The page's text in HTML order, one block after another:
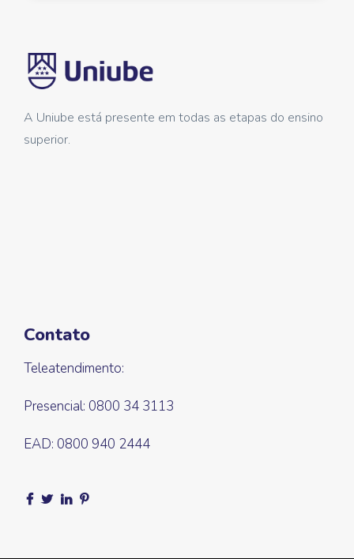
A Uniube está presente em todas as etapas do ensino
superior.
Contato
Teleatendimento:
Presencial: 0800 34 3113
EAD: 0800 940 2444